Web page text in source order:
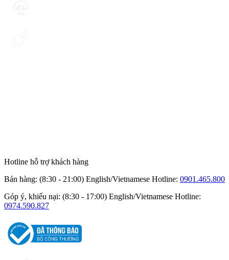
Hotline hỗ trợ khách hàng
Bán hàng: (8:30 - 21:00) English/Vietnamese Hotline: 0901.465.800
Góp ý, khiếu nại: (8:30 - 17:00) English/Vietnamese Hotline:
0974.590.827